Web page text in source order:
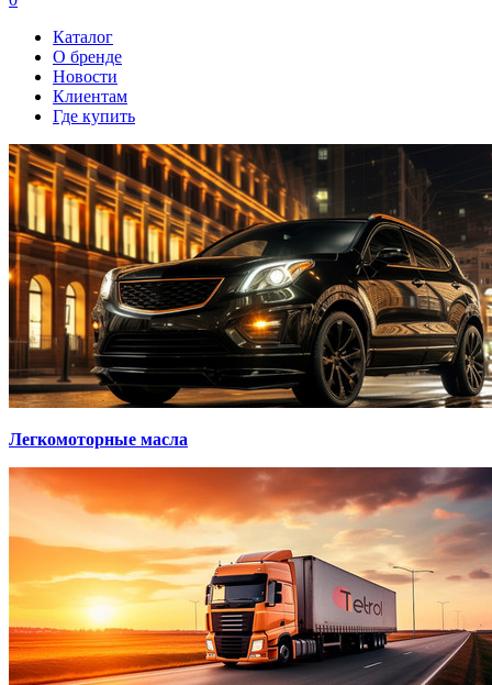
Каталог
О бренде
Новости
Клиентам
Где купить
Легкомоторные масла